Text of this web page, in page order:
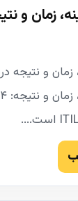
زمان و